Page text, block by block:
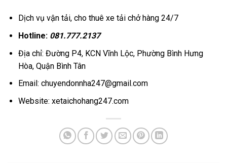
Dịch vụ vận tải, cho thuê xe tải chở hàng 24/7
Hotline: 081.777.2137
Địa chỉ: Đường P4, KCN Vĩnh Lộc, Phường Bình Hưng
Hòa, Quận Bình Tân
Email: chuyendonnha247@gmail.com
Website: xetaichohang247.com